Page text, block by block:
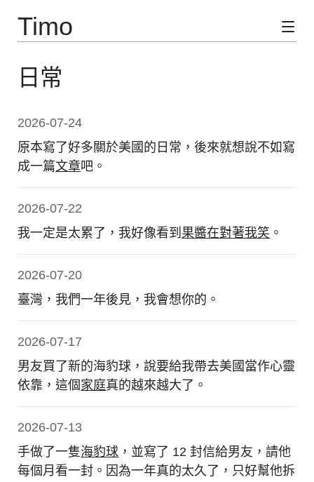
Timo
日常
2026-07-24
原本寫了好多關於美國的日常，後來就想說不如寫
成一篇文章吧。
2026-07-22
我一定是太累了，我好像看到 果醬在對著我笑 。
2026-07-20
臺灣，我們一年後見，我會想你的。
2026-07-17
男友買了新的海豹球，說要給我帶去美國當作心靈
依靠，這個家庭真的越來越大了。
2026-07-13
手做了一隻海豹球 ，並寫了 12 封信給男友，請他
每個月看一封。因為一年真的太久了，只好幫他拆